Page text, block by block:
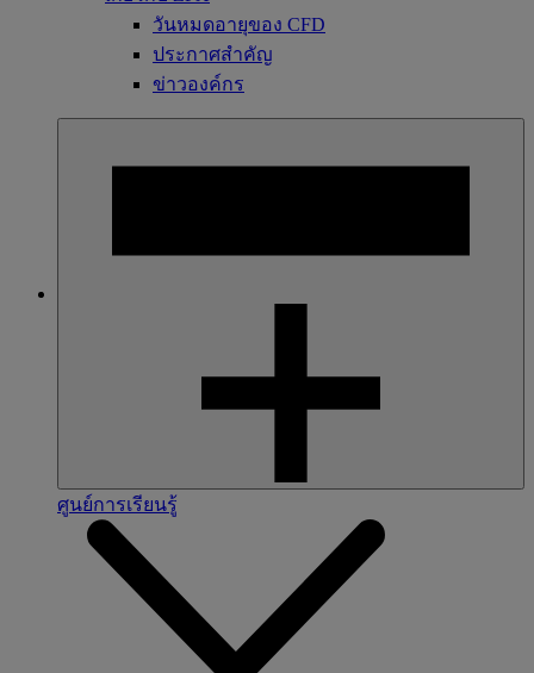
วันหมดอายุของ CFD
ประกาศสำคัญ
ข่าวองค์กร
ศูนย์การเรียนรู้